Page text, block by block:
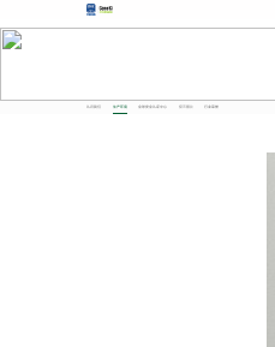
认识我们 生产环境 全球安全认证中心 仅三照片 行业荣誉